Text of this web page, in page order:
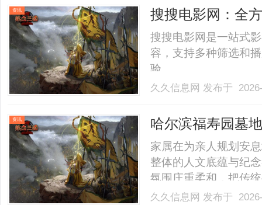
脑鸣几乎成了背景音
则.........
资讯 搜搜电影网：全
搜搜电影网是一站式
容，支持多种筛选和
验。......
久久信息网 发布于
资讯 哈尔滨福寿园墓
家属在为亲人规划安
整体的人文底蕴与纪
氛围庄重柔和，把传
久久信息网 发布于